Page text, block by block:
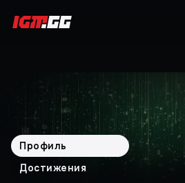
Профиль
Достижения